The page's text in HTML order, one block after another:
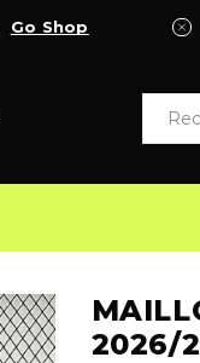
Go Shop
2026/